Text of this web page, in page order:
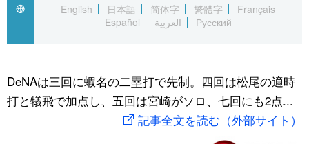
العربية
社会
旅と暮らし
文化
科学・技術
暮らし
お知らせ
English
日本語 简体字 繁體字
Français
Español
العربية Русский
DeNAは三回に蝦名の二塁打で先制。四回は松尾の適時
打と犠飛で加点し、五回は宮崎がソロ、七回にも2点...
記事全文を読む（外部サイト）